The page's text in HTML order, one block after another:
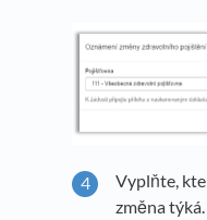
Vyplňte,
změna